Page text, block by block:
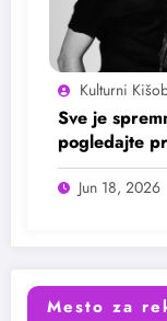
Kulturni
Sve je
pogledajte
Jun 18, 2026
Mesto za